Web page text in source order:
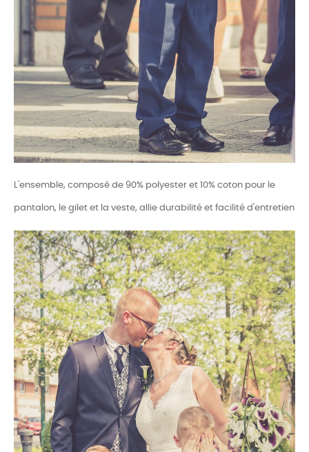
L'ensemble, composé de 90% polyester et 10% coton pour le
pantalon, le gilet et la veste, allie durabilité et facilité d'entretien